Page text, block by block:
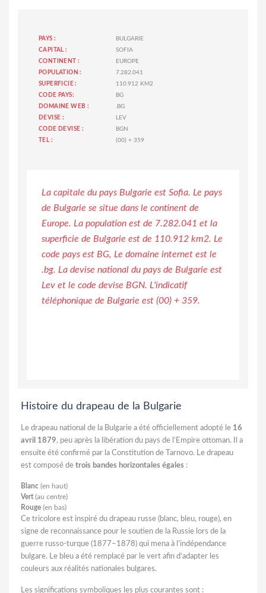
PAYS :
BULGARIE
CAPITAL :
SOFIA
CONTINENT :
EUROPE
POPULATION :
7.282.041
SUPERFICIE :
110.912 KM2
CODE PAYS:
BG
DOMAINE WEB :
.BG
DEVISE :
LEV
CODE DEVISE :
BGN
TEL :
(00) + 359
La capitale du pays Bulgarie est Sofia. Le pays
de Bulgarie se situe dans le continent de
Europe. La population est de 7.282.041 et la
superficie de Bulgarie est de 110.912 km2. Le
code pays est BG, Le domaine internet est le
.bg. La devise national du pays de Bulgarie est
Lev et le code devise BGN. L'indicatif
téléphonique de Bulgarie est (00) + 359.
Histoire du drapeau de la Bulgarie
Le drapeau national de la Bulgarie a été officiellement adopté le 16
avril 1879, peu après la libération du pays de l’Empire ottoman. Il a
ensuite été confirmé par la Constitution de Tarnovo. Le drapeau
est composé de trois bandes horizontales égales :
Blanc (en haut)
Vert(au centre)
Rouge (en bas)
Ce tricolore est inspiré du drapeau russe (blanc, bleu, rouge), en
signe de reconnaissance pour le soutien de la Russie lors de la
guerre russo-turque (1877–1878) qui mena à l’indépendance
bulgare. Le bleu a été remplacé par le vert afin d’adapter les
couleurs aux réalités nationales bulgares.
Les significations symboliques les plus courantes sont :